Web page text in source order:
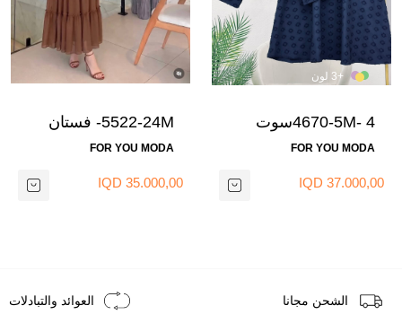
+3 لون
4670-5M- 4سوت
تنوره -نيلي
FOR YOU MODA
37.000,00 IQD
5522-24M- فستان
شيفون -جوزي 2
FOR YOU MODA
35.000,00 IQD
الشحن مجانا العوائد والتبادلات